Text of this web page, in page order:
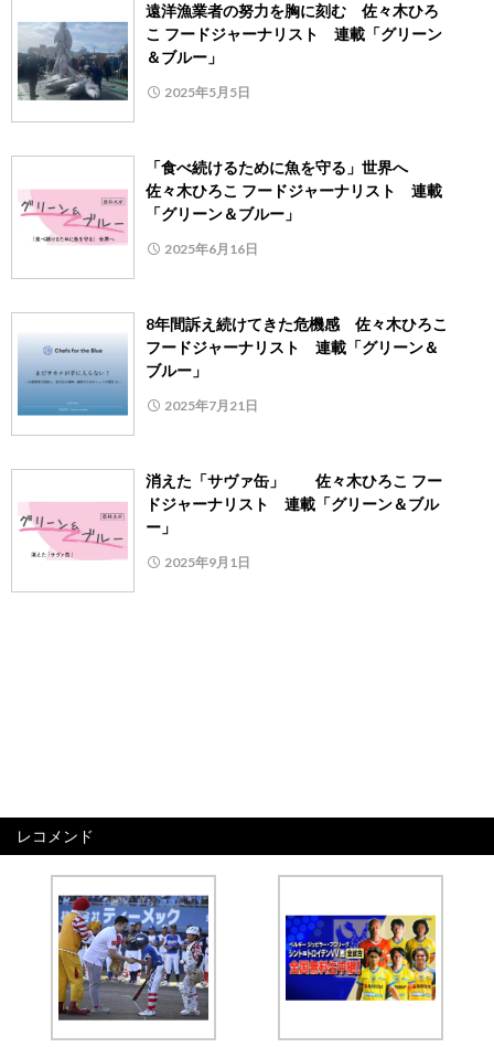
遠洋漁業者の努力を胸に刻む 佐々木ひろ
こ フードジャーナリスト 連載「グリーン
＆ブルー」
2025年5月5日
「食べ続けるために魚を守る」世界へ
佐々木ひろこ フードジャーナリスト 連載
「グリーン＆ブルー」
2025年6月16日
8年間訴え続けてきた危機感 佐々木ひろこ
フードジャーナリスト 連載「グリーン＆
ブルー」
2025年7月21日
消えた「サヴァ缶」 佐々木ひろこ フー
ドジャーナリスト 連載「グリーン＆ブル
ー」
2025年9月1日
レコメンド